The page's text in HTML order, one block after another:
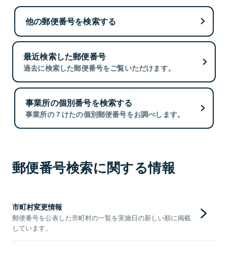
他の郵便番号を検索する
最近検索した郵便番号
過去に検索した郵便番号をご覧いただけます。
事業所の個別番号を検索する
事業所の７けたの個別郵便番号をお調べします。
郵便番号検索に関する情報
市町村変更情報
郵便番号を公表した市町村の一覧を実施日の新しい順に掲載
しています。